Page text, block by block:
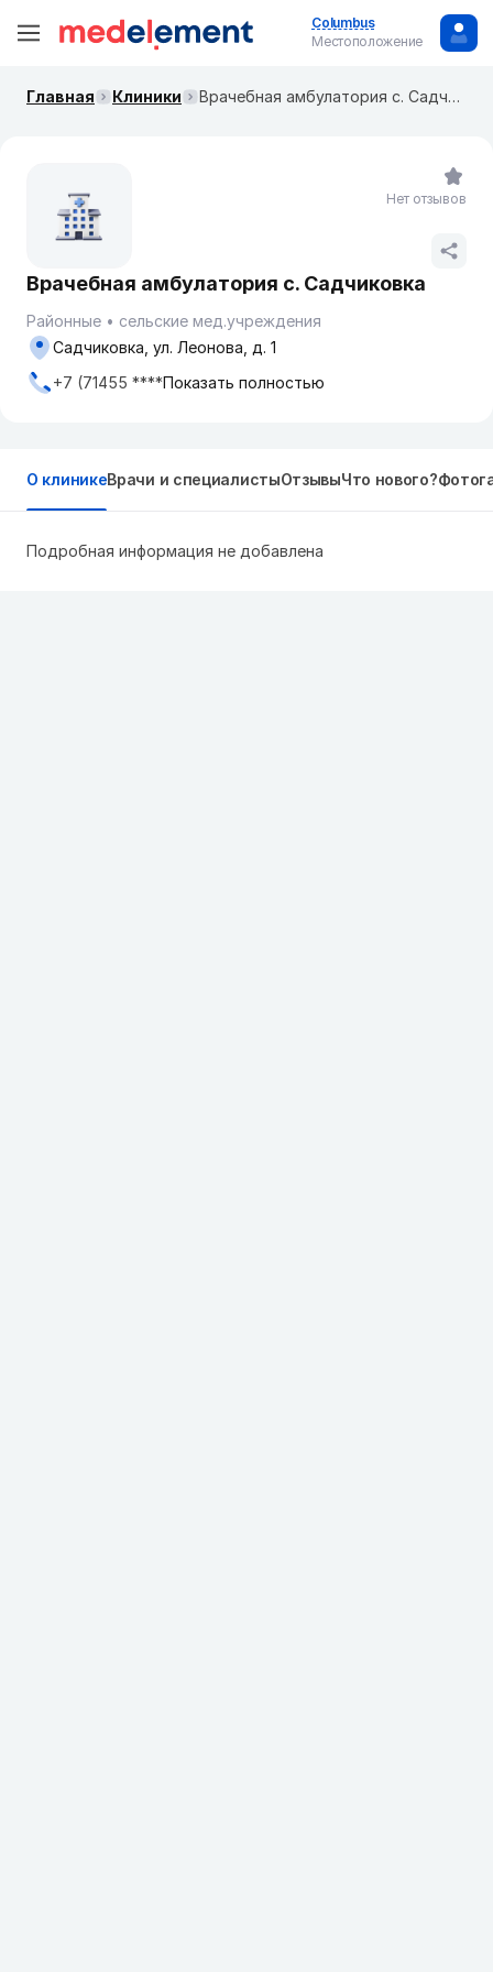
Columbus
Местоположение
Главная Клиники Врачебная амбулатория с. Садчиковка
Врачебная амбулатория с. Садчиковка
Районные
сельские мед.учреждения
Садчиковка, ул. Леонова, д. 1
+7 (71455 ****Показать полностью
Нет отзывов
О клиникеВрачи и специалистыОтзывыЧто нового?
Подробная информация не добавлена